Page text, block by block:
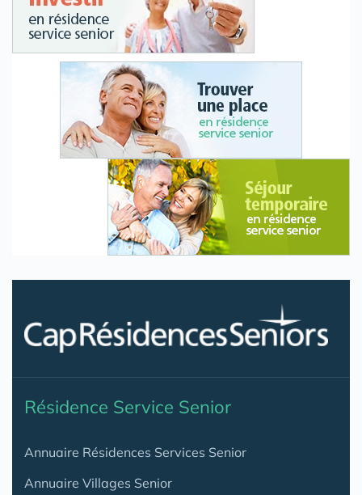
Résidence Service Senior
Annuaire Résidences Services Senior
Annuaire Villages Senior